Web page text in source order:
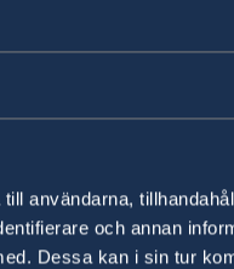
användarna,
och annan
Dessa kan i sin tur
of Foreign Policy